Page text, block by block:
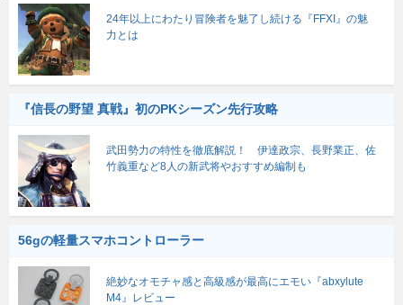
24年以上にわたり冒険者を魅了し続ける『FFXI』の魅
力とは
『信長の野望 真戦』初のPKシーズン先行攻略
武田勢力の特性を徹底解説！ 伊達政宗、長野業正、佐
竹義重など8人の新武将やおすすめ編制も
56gの軽量スマホコントローラー
絶妙なオモチャ感と高級感が最高にエモい『abxylute
M4』レビュー